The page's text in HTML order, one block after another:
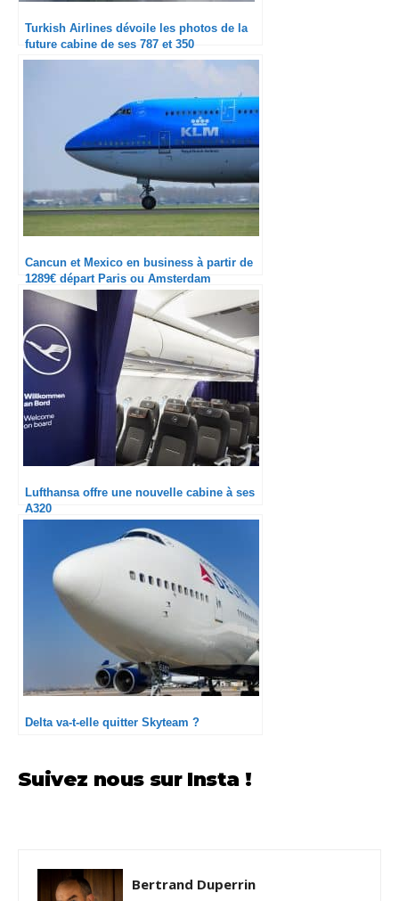
Turkish Airlines dévoile les photos de la
future cabine de ses 787 et 350
Cancun et Mexico en business à partir de
1289€ départ Paris ou Amsterdam
Lufthansa offre une nouvelle cabine à ses
A320
Delta va-t-elle quitter Skyteam ?
Suivez nous sur Insta !
Bertrand Duperrin